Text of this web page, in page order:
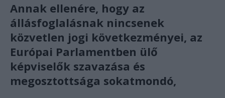
Annak ellenére, hogy az
állásfoglalásnak nincsenek
közvetlen jogi következményei, az
Európai Parlamentben ülő
képviselők szavazása és
megosztottsága sokatmondó,